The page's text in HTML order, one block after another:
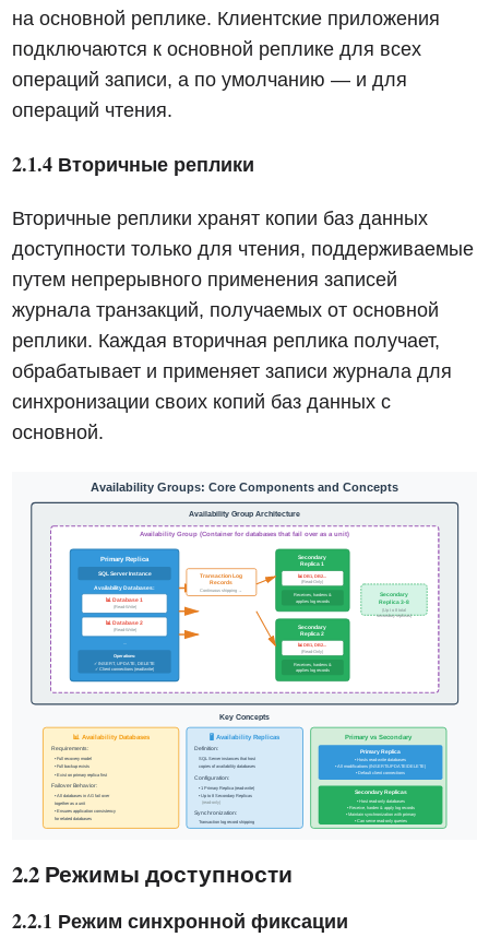
на основной реплике. Клиентские приложения
подключаются к основной реплике для всех
операций записи, а по умолчанию — и для
операций чтения.
2.1.4 Вторичные реплики
Вторичные реплики хранят копии баз данных
доступности только для чтения, поддерживаемые
путем непрерывного применения записей
журнала транзакций, получаемых от основной
реплики. Каждая вторичная реплика получает,
обрабатывает и применяет записи журнала для
синхронизации своих копий баз данных с
основной.
2.2 Режимы доступности
2.2.1 Режим синхронной фиксации